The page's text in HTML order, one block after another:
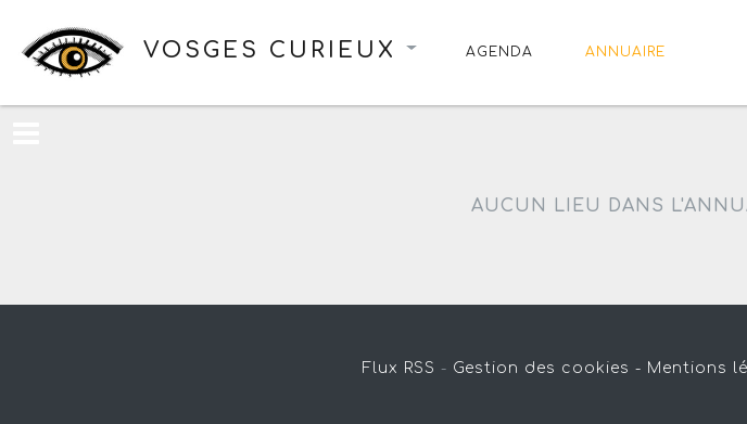
VOSGES CURIEUX AGENDA ANNUAIRE
AUCUN LIEU DANS
Flux RSS - Gestion des cookies - Mentions